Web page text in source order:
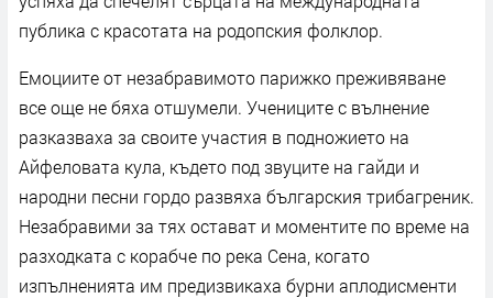
публика с красотата на родопския фолклор.
Емоциите от незабравимото парижко преживяване
все още не бяха отшумели. Учениците с вълнение
разказваха за своите участия в подножието на
Айфеловата кула, където под звуците на гайди и
народни песни гордо развяха българския трибагреник.
Незабравими за тях остават и моментите по време на
разходката с корабче по река Сена, когато
изпълненията им предизвикаха бурни аплодисменти